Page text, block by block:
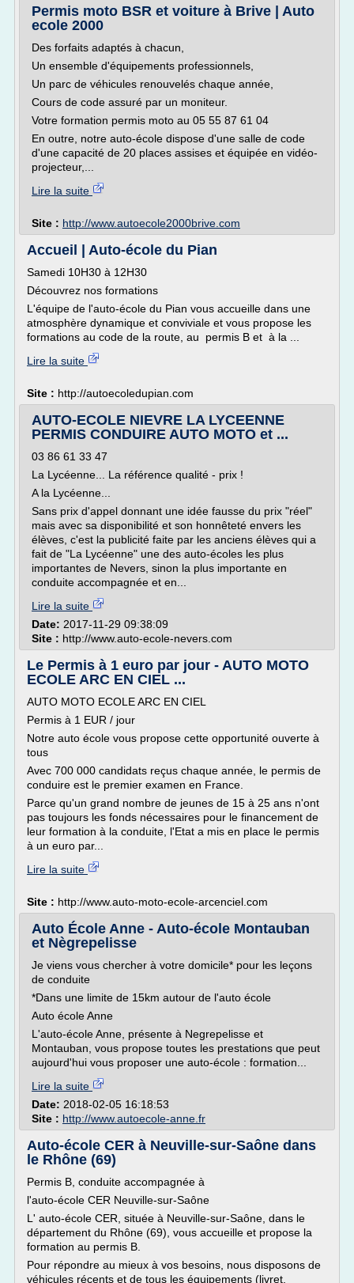
Permis moto BSR et voiture à Brive | Auto
ecole 2000
Des forfaits adaptés à chacun,
Un ensemble d'équipements professionnels,
Un parc de véhicules renouvelés chaque année,
Cours de code assuré par un moniteur.
Votre formation permis moto au 05 55 87 61 04
En outre, notre auto-école dispose d'une salle de code
d'une capacité de 20 places assises et équipée en vidéo-
projecteur,...
Lire la suite
Site : http://www.autoecole2000brive.com
Accueil | Auto-école du Pian
Samedi 10H30 à 12H30
Découvrez nos formations
L'équipe de l'auto-école du Pian vous accueille dans une
atmosphère dynamique et conviviale et vous propose les
formations au code de la route, au permis B et à la ...
Lire la suite
Site : http://autoecoledupian.com
AUTO-ECOLE NIEVRE LA LYCEENNE
PERMIS CONDUIRE AUTO MOTO et ...
03 86 61 33 47
La Lycéenne... La référence qualité - prix !
A la Lycéenne...
Sans prix d'appel donnant une idée fausse du prix "réel"
mais avec sa disponibilité et son honnêteté envers les
élèves, c'est la publicité faite par les anciens élèves qui a
fait de "La Lycéenne" une des auto-écoles les plus
importantes de Nevers, sinon la plus importante en
conduite accompagnée et en...
Lire la suite
Date: 2017-11-29 09:38:09
Site : http://www.auto-ecole-nevers.com
Le Permis à 1 euro par jour - AUTO MOTO
ECOLE ARC EN CIEL ...
AUTO MOTO ECOLE ARC EN CIEL
Permis à 1 EUR / jour
Notre auto école vous propose cette opportunité ouverte à
tous
Avec 700 000 candidats reçus chaque année, le permis de
conduire est le premier examen en France.
Parce qu'un grand nombre de jeunes de 15 à 25 ans n'ont
pas toujours les fonds nécessaires pour le financement de
leur formation à la conduite, l'Etat a mis en place le permis
à un euro par...
Lire la suite
Site : http://www.auto-moto-ecole-arcenciel.com
Auto École Anne - Auto-école Montauban
et Nègrepelisse
Je viens vous chercher à votre domicile* pour les leçons
de conduite
*Dans une limite de 15km autour de l'auto école
Auto école Anne
L'auto-école Anne, présente à Negrepelisse et
Montauban, vous propose toutes les prestations que peut
aujourd'hui vous proposer une auto-école : formation...
Lire la suite
Date: 2018-02-05 16:18:53
Site : http://www.autoecole-anne.fr
Auto-école CER à Neuville-sur-Saône dans
le Rhône (69)
Permis B, conduite accompagnée à
l'auto-école CER Neuville-sur-Saône
L' auto-école CER, située à Neuville-sur-Saône, dans le
département du Rhône (69), vous accueille et propose la
formation au permis B.
Pour répondre au mieux à vos besoins, nous disposons de
véhicules récents et de tous les équipements (livret,